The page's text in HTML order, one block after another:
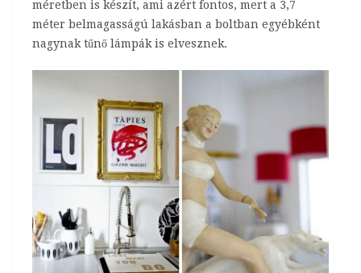
méretben is készít, ami azért fontos, mert a 3,7
méter belmagasságú lakásban a boltban egyébként
nagynak tűnő lámpák is elvesznek.